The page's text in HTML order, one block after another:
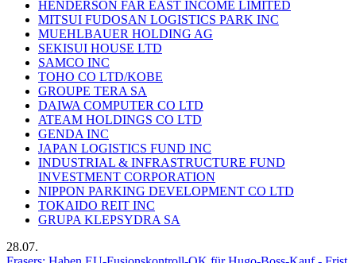
HENDERSON FAR EAST INCOME LIMITED
MITSUI FUDOSAN LOGISTICS PARK INC
MUEHLBAUER HOLDING AG
SEKISUI HOUSE LTD
SAMCO INC
TOHO CO LTD/KOBE
GROUPE TERA SA
DAIWA COMPUTER CO LTD
ATEAM HOLDINGS CO LTD
GENDA INC
JAPAN LOGISTICS FUND INC
INDUSTRIAL & INFRASTRUCTURE FUND
INVESTMENT CORPORATION
NIPPON PARKING DEVELOPMENT CO LTD
TOKAIDO REIT INC
GRUPA KLEPSYDRA SA
28.07.